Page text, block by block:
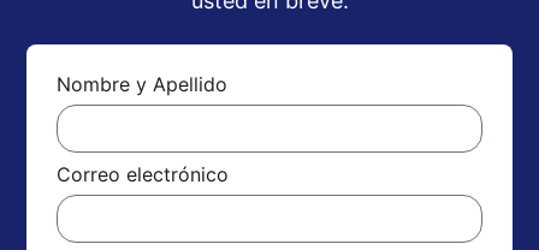
Nombre y Apellido
Correo electrónico